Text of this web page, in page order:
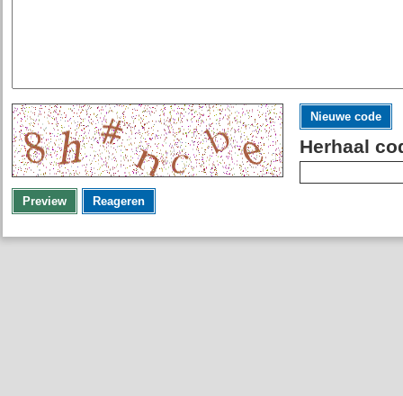
Nieuwe code
Herhaal
Preview Reageren